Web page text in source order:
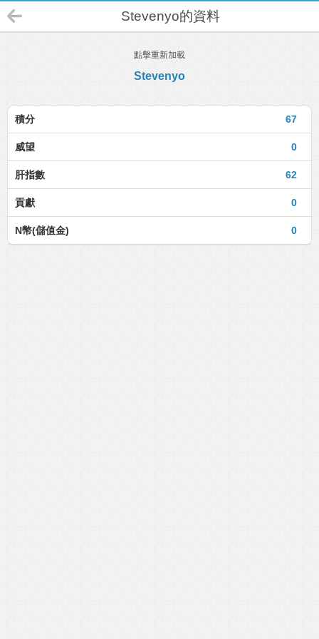
Stevenyo的資料
點擊重新加載
Stevenyo
67
積分
0
威望
62
肝指數
0
貢獻
0
N幣(儲值金)